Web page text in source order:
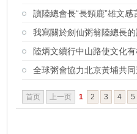
讀陸總會長“長頸鹿”雄文
我寫關於劍仙粥翁陸總長
陸炳文續行中山路使文化
全球粥會協力北京黃埔共
首页 上一页 1 2 3 4 5